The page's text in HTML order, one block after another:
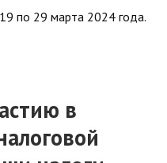
по 29 марта 2024 года.
в